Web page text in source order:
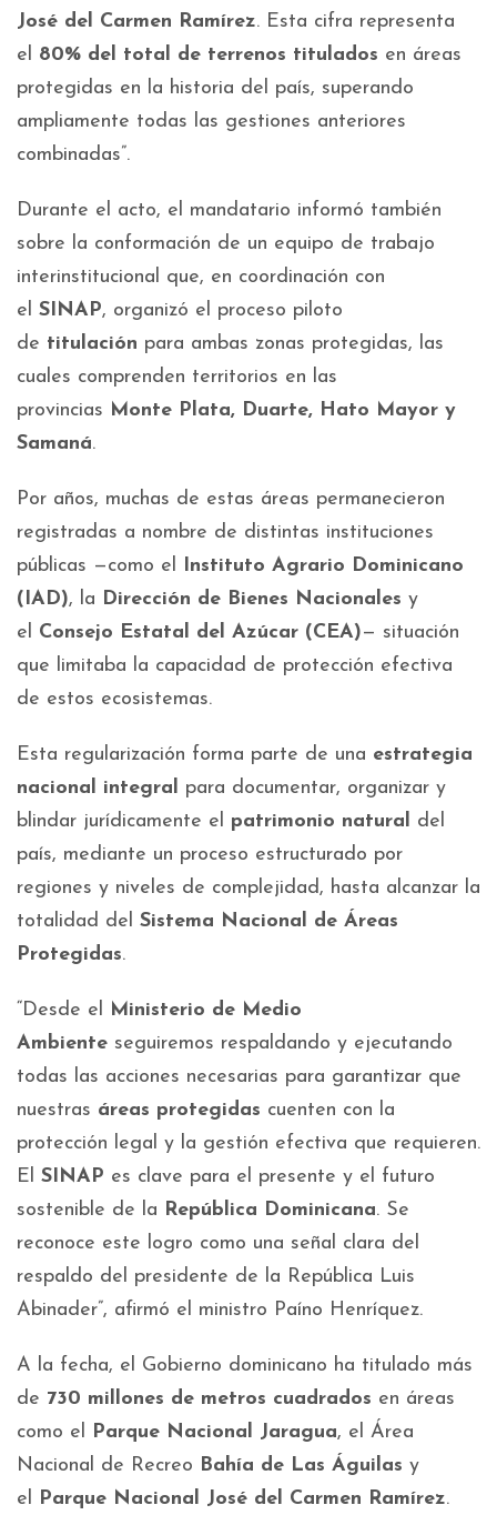
José del Carmen Ramírez. Esta cifra representa
el 80% del total de terrenos titulados en áreas
protegidas en la historia del país, superando
ampliamente todas las gestiones anteriores
combinadas”.
Durante el acto, el mandatario informó también
sobre la conformación de un equipo de trabajo
interinstitucional que, en coordinación con
el SINAP, organizó el proceso piloto
de titulación para ambas zonas protegidas, las
cuales comprenden territorios en las
provincias Monte Plata, Duarte, Hato Mayor y
Samaná.
Por años, muchas de estas áreas permanecieron
registradas a nombre de distintas instituciones
públicas —como el Instituto Agrario Dominicano
(IAD), la Dirección de Bienes Nacionales y
el Consejo Estatal del Azúcar (CEA)— situación
que limitaba la capacidad de protección efectiva
de estos ecosistemas.
Esta regularización forma parte de una estrategia
nacional integral para documentar, organizar y
blindar jurídicamente el patrimonio natural del
país, mediante un proceso estructurado por
regiones y niveles de complejidad, hasta alcanzar la
totalidad del Sistema Nacional de Áreas
Protegidas.
“Desde el Ministerio de Medio
Ambiente seguiremos respaldando y ejecutando
todas las acciones necesarias para garantizar que
nuestras áreas protegidas cuenten con la
protección legal y la gestión efectiva que requieren.
El SINAP es clave para el presente y el futuro
sostenible de la República Dominicana. Se
reconoce este logro como una señal clara del
respaldo del presidente de la República Luis
Abinader”, afirmó el ministro Paíno Henríquez.
A la fecha, el Gobierno dominicano ha titulado más
de 730 millones de metros cuadrados en áreas
como el Parque Nacional Jaragua, el Área
Nacional de Recreo Bahía de Las Águilas y
el Parque Nacional José del Carmen Ramírez.